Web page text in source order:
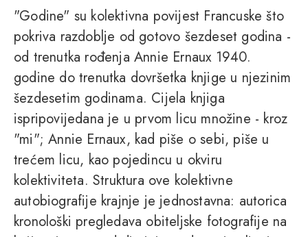
"Godine" su kolektivna povijest Francuske što
pokriva razdoblje od gotovo šezdeset godina -
od trenutka rođenja Annie Ernaux 1940.
godine do trenutka dovršetka knjige u njezinim
šezdesetim godinama. Cijela knjiga
ispripovijedana je u prvom licu množine - kroz
"mi"; Annie Ernaux, kad piše o sebi, piše u
trećem licu, kao pojedincu u okviru
kolektiviteta. Struktura ove kolektivne
autobiografije krajnje je jednostavna: autorica
kronološki pregledava obiteljske fotografije na